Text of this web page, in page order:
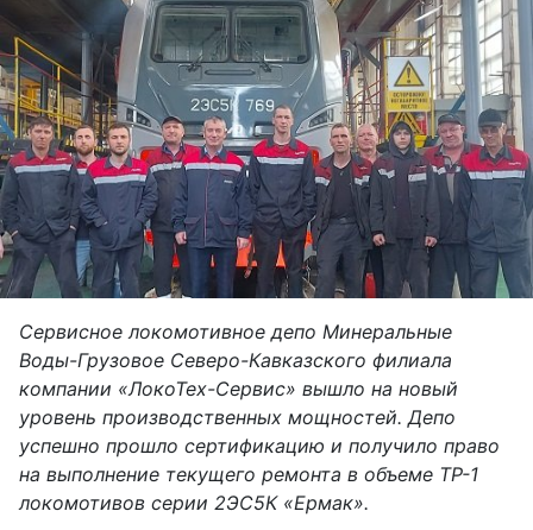
Сервисное локомотивное депо Минеральные
Воды-Грузовое Северо-Кавказского филиала
компании «ЛокоТех-Сервис» вышло на новый
уровень производственных мощностей. Депо
успешно прошло сертификацию и получило право
на выполнение текущего ремонта в объеме ТР-1
локомотивов серии 2ЭС5К «Ермак».